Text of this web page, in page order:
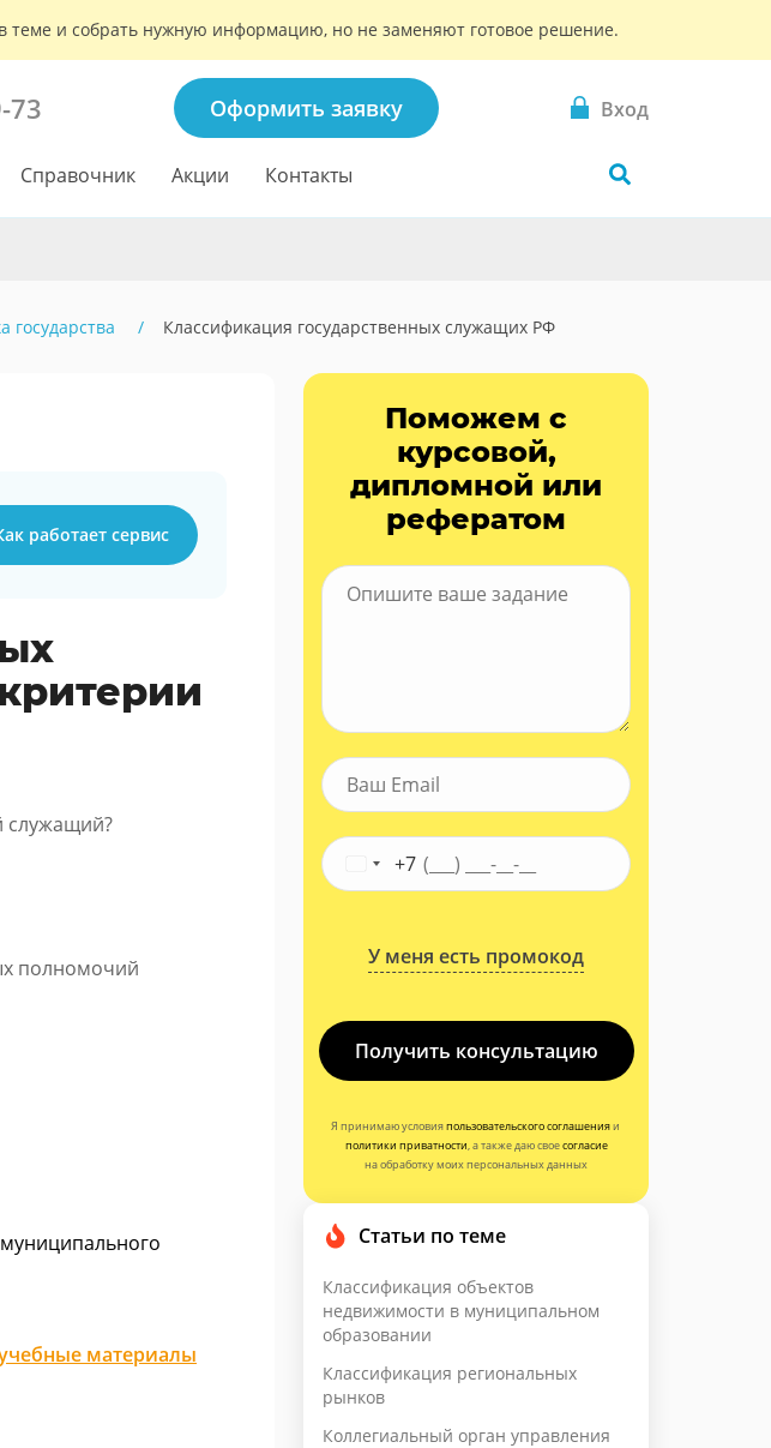
теме и собрать нужную информацию, но не заменяют готовое решение.
73 Оформить заявку Вход
Справочник Акции Контакты
государства Классификация государственных служащих РФ
работает сервис
служащий?
полномочий
материалы
Поможем с
курсовой,
дипломной или
рефератом
+7
У меня есть промокод
Получить консультацию
Я принимаю условияпользовательского соглашенияи
политики приватности, а также даю своесогласие
на обработку моих персональных данных
Статьи по теме
Классификация объектов
недвижимости в муниципальном
образовании
Классификация региональных
рынков
Коллегиальный орган управления